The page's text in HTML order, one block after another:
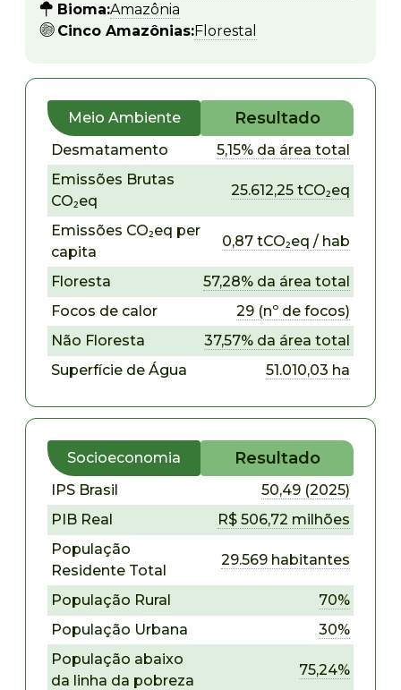
Bioma:Amazônia
Cinco Amazônias:Florestal
Meio Ambiente Resultado
Desmatamento
5,15% da área total
Emissões Brutas
CO₂eq
25.612,25 tCO₂eq
Emissões CO₂eq per
capita
0,87 tCO₂eq / hab
Floresta
57,28% da área total
Focos de calor
29 (nº de focos)
Não Floresta
37,57% da área total
Superfície de Água
51.010,03 ha
Socioeconomia Resultado
IPS Brasil
50,49 (2025)
PIB Real
R$ 506,72 milhões
População
Residente Total
29.569 habitantes
População Rural
70%
População Urbana
30%
População abaixo
da linha da pobreza
75,24%